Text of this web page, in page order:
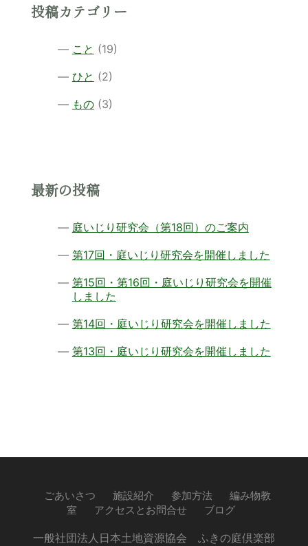
投稿カテゴリー
こと (19)
ひと (2)
もの(3)
最新の投稿
庭いじり研究会（第18回）のご案内
第17回・庭いじり研究会を開催しました
第15回・第16回・庭いじり研究会を開催
しました
第14回・庭いじり研究会を開催しました
第13回・庭いじり研究会を開催しました
ごあいさつ 施設紹介 参加方法
編み物教
室
アクセスとお問合せ ブログ
一般社団法人日本土地資源協会 ふきの庭倶楽部